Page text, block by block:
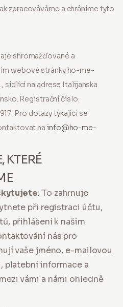
zpracováváme a chráníme tyto
shromažďované a
webové stránky ho-me-
sídlící na adrese Italijanska
Registrační číslo:
Pro dotazy týkající se
na info@ho-me-
KTERÉ
: To zahrnuje
při registraci účtu,
přihlášení k našim
nás pro
vaše jméno, e-mailovou
platební informace a
vámi a námi ohledně